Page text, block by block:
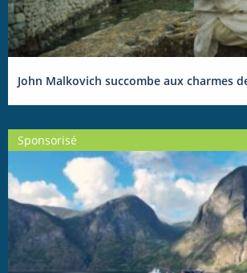
John Malkovich succombe aux charmes
Sponsorisé